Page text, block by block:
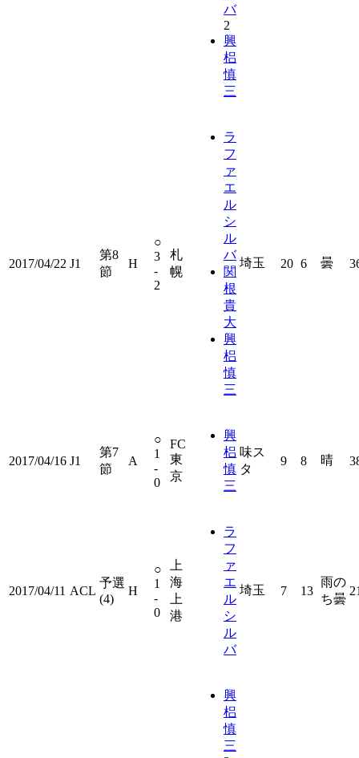
バ
2
興
梠
慎
三
2017/04/22 J1
第8
節
H
○
3
-
2
札
幌
ラ
フ
ァ
エ
ル
シ
ル
バ
関
根
貴
大
興
梠
慎
三
埼玉 20 6 曇
2017/04/16 J1
第7
節
A
○
1
-
0
FC
東
京
興
梠
慎
三
味ス
タ
9 8 晴
2017/04/11 ACL
予選
(4)
H
○
1
-
0
上
海
上
港
ラ
フ
ァ
エ
ル
シ
ル
バ
埼玉 7 13
雨の
ち曇
興
梠
慎
三